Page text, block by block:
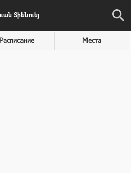
Տիենուեյ
Расписание Места